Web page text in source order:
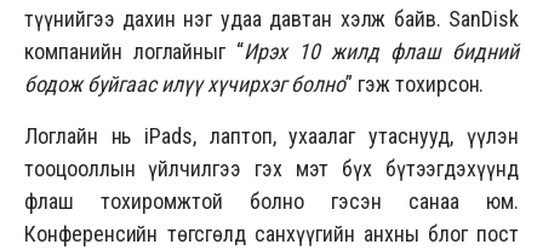
түүнийгээ дахин нэг удаа давтан хэлж байв. SanDisk
компанийн логлайныг “Ирэх 10 жилд флаш бидний
бодож буйгаас илүү хүчирхэг болно” гэж тохирсон.
Логлайн нь iPads, лаптоп, ухаалаг утаснууд, үүлэн
тооцооллын үйлчилгээ гэх мэт бүх бүтээгдэхүүнд
флаш тохиромжтой болно гэсэн санаа юм.
Конференсийн төгсгөлд санхүүгийн анхны блог пост